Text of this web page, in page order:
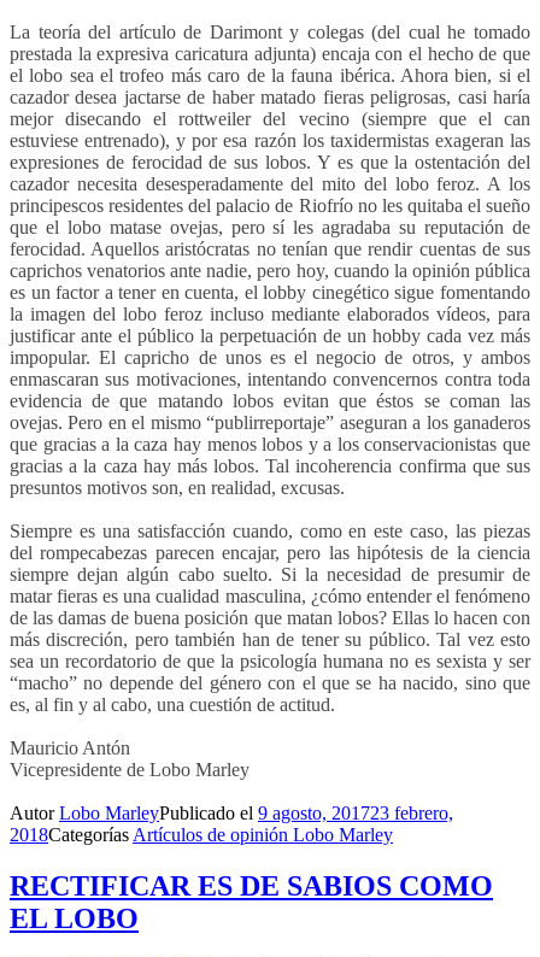
La teoría del artículo de Darimont y colegas (del cual he tomado
prestada la expresiva caricatura adjunta) encaja con el hecho de que
el lobo sea el trofeo más caro de la fauna ibérica. Ahora bien, si el
cazador desea jactarse de haber matado fieras peligrosas, casi haría
mejor disecando el rottweiler del vecino (siempre que el can
estuviese entrenado), y por esa razón los taxidermistas exageran las
expresiones de ferocidad de sus lobos. Y es que la ostentación del
cazador necesita desesperadamente del mito del lobo feroz. A los
principescos residentes del palacio de Riofrío no les quitaba el sueño
que el lobo matase ovejas, pero sí les agradaba su reputación de
ferocidad. Aquellos aristócratas no tenían que rendir cuentas de sus
caprichos venatorios ante nadie, pero hoy, cuando la opinión pública
es un factor a tener en cuenta, el lobby cinegético sigue fomentando
la imagen del lobo feroz incluso mediante elaborados vídeos, para
justificar ante el público la perpetuación de un hobby cada vez más
impopular. El capricho de unos es el negocio de otros, y ambos
enmascaran sus motivaciones, intentando convencernos contra toda
evidencia de que matando lobos evitan que éstos se coman las
ovejas. Pero en el mismo “publirreportaje” aseguran a los ganaderos
que gracias a la caza hay menos lobos y a los conservacionistas que
gracias a la caza hay más lobos. Tal incoherencia confirma que sus
presuntos motivos son, en realidad, excusas.
Siempre es una satisfacción cuando, como en este caso, las piezas
del rompecabezas parecen encajar, pero las hipótesis de la ciencia
siempre dejan algún cabo suelto. Si la necesidad de presumir de
matar fieras es una cualidad masculina, ¿cómo entender el fenómeno
de las damas de buena posición que matan lobos? Ellas lo hacen con
más discreción, pero también han de tener su público. Tal vez esto
sea un recordatorio de que la psicología humana no es sexista y ser
“macho” no depende del género con el que se ha nacido, sino que
es, al fin y al cabo, una cuestión de actitud.
Mauricio Antón
Vicepresidente de Lobo Marley
AutorLobo MarleyPublicado el 9 agosto, 201723 febrero,
2018Categorías Artículos de opinión Lobo Marley
RECTIFICAR ES DE SABIOS COMO
EL LOBO